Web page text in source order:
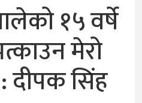
१५ वर्षे
मेरो
दीपक सिंह